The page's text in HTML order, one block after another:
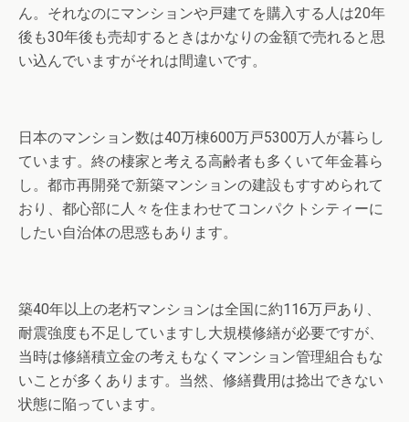
ん。それなのにマンションや戸建てを購入する人は20年
後も30年後も売却するときはかなりの金額で売れると思
い込んでいますがそれは間違いです。
日本のマンション数は40万棟600万戸5300万人が暮らし
ています。終の棲家と考える高齢者も多くいて年金暮ら
し。都市再開発で新築マンションの建設もすすめられて
おり、都心部に人々を住まわせてコンパクトシティーに
したい自治体の思惑もあります。
築40年以上の老朽マンションは全国に約116万戸あり、
耐震強度も不足していますし大規模修繕が必要ですが、
当時は修繕積立金の考えもなくマンション管理組合もな
いことが多くあります。当然、修繕費用は捻出できない
状態に陥っています。